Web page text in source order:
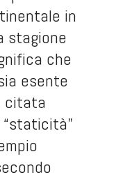
in
stagione
che
esente
citata